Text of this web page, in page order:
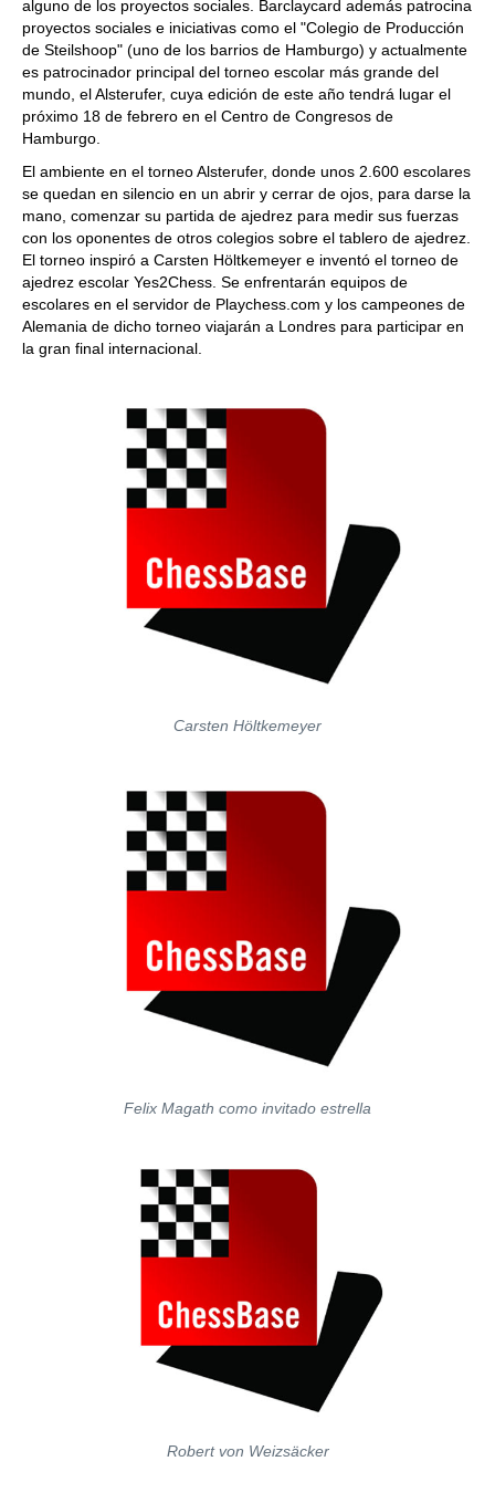
alguno de los proyectos sociales. Barclaycard además patrocina
proyectos sociales e iniciativas como el "Colegio de Producción
de Steilshoop" (uno de los barrios de Hamburgo) y actualmente
es patrocinador principal del torneo escolar más grande del
mundo, el Alsterufer, cuya edición de este año tendrá lugar el
próximo 18 de febrero en el Centro de Congresos de
Hamburgo.
El ambiente en el torneo Alsterufer, donde unos 2.600 escolares
se quedan en silencio en un abrir y cerrar de ojos, para darse la
mano, comenzar su partida de ajedrez para medir sus fuerzas
con los oponentes de otros colegios sobre el tablero de ajedrez.
El torneo inspiró a Carsten Höltkemeyer e inventó el torneo de
ajedrez escolar Yes2Chess. Se enfrentarán equipos de
escolares en el servidor de Playchess.com y los campeones de
Alemania de dicho torneo viajarán a Londres para participar en
la gran final internacional.
Carsten Höltkemeyer
Felix Magath como invitado estrella
Robert von Weizsäcker